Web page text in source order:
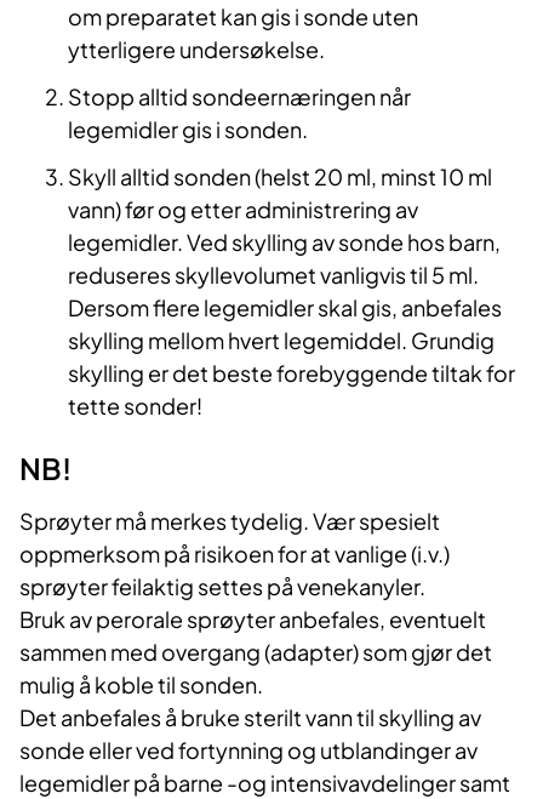
om preparatet kan gis i sonde uten
ytterligere undersøkelse.
Stopp alltid sondeernæringen når
legemidler gis i sonden.
Skyll alltid sonden (helst 20 ml, minst 10 ml
vann) før og etter administrering av
legemidler. Ved skylling av sonde hos barn,
reduseres skyllevolumet vanligvis til 5 ml.
Dersom flere legemidler skal gis, anbefales
skylling mellom hvert legemiddel. Grundig
skylling er det beste forebyggende tiltak for
tette sonder!
NB!
Sprøyter må merkes tydelig. Vær spesielt
oppmerksom på risikoen for at vanlige (i.v.)
sprøyter feilaktig settes på venekanyler.
Bruk av perorale sprøyter anbefales, eventuelt
sammen med overgang (adapter) som gjør det
mulig å koble til sonden.
Det anbefales å bruke sterilt vann til skylling av
sonde eller ved fortynning og utblandinger av
legemidler på barne -og intensivavdelinger samt